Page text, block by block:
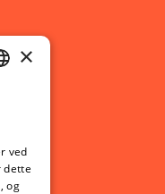
×
ved
dette
og